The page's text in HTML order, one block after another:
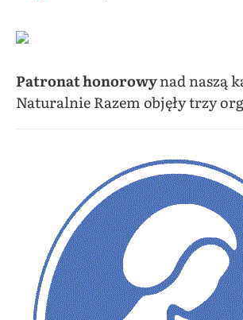
Patronat honorowynad naszą
Naturalnie Razem objęły trzy